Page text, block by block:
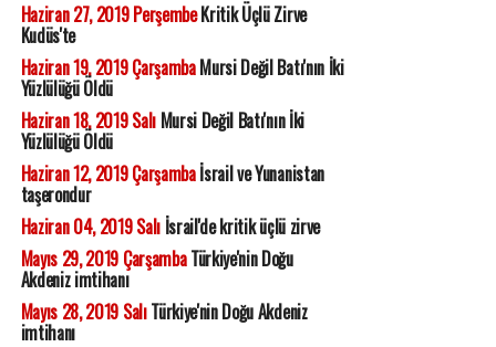
Haziran 27, 2019 PerşembeKritik Üçlü Zirve
Kudüs'te
Haziran 19, 2019 ÇarşambaMursi Değil Batı'nın İki
Yüzlülüğü Öldü
Haziran 18, 2019 SalıMursi Değil Batı'nın İki
Yüzlülüğü Öldü
Haziran 12, 2019 Çarşambaİsrail ve Yunanistan
taşerondur
Haziran 04, 2019 Salıİsrail'de kritik üçlü zirve
Mayıs 29, 2019 ÇarşambaTürkiye'nin Doğu
Akdeniz imtihanı
Mayıs 28, 2019 SalıTürkiye'nin Doğu Akdeniz
imtihanı